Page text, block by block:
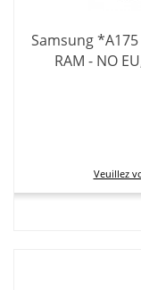
Samsung *A175
RAM - NO
Veuillez